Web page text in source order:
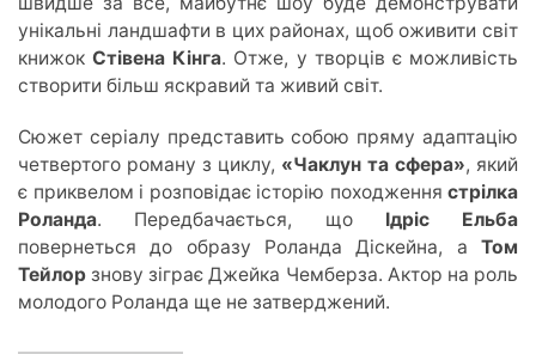
унікальні ландшафти в цих районах, щоб оживити світ
книжокСтівена Кінга. Отже, у творців є можливість
створити більш яскравий та живий світ.
Сюжет серіалу представить собою пряму адаптацію
четвертого роману з циклу, «Чаклун та сфера», який
є приквелом і розповідає історію походження стрілка
Роланда. Передбачається, що Ідріс Ельба
повернеться до образу Роланда Діскейна, а Том
Тейлор знову зіграє Джейка Чемберза. Актор на роль
молодого Роланда ще не затверджений.